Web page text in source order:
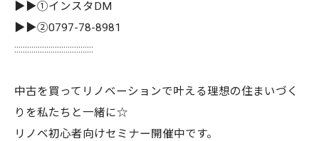
▶▶①インスタDM
▶▶②0797-78-8981
:::::::::::::::::::::::::::::::::::::
中古を買ってリノベーションで叶える理想の住まいづく
りを私たちと一緒に☆
リノベ初心者向けセミナー開催中です。